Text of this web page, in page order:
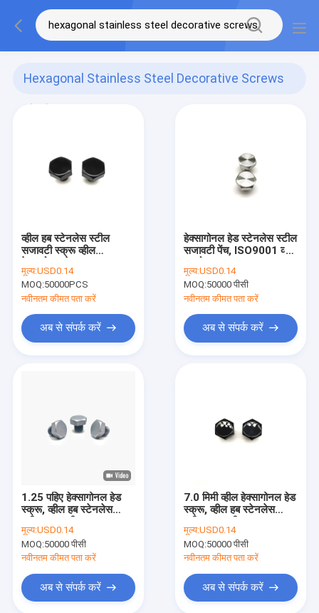
Hexagonal Stainless Steel Decorative Screws
व्हील हब स्टेनलेस स्टील
सजावटी स्क्रू व्हील
मूल्य:USD0.14
MOQ:50000PCS
नवीनतम कीमत पता करें
अब से संपर्क करें
हेक्सागोनल हेड स्टेनलेस स्टील
सजावटी पेंच, ISO9001 व्हील
मूल्य:USD0.14
MOQ:50000 पीसी
नवीनतम कीमत पता करें
अब से संपर्क करें
1.25 पहिए हेक्सागोनल हेड
स्क्रू, व्हील हब स्टेनलेस
मूल्य:USD0.14
MOQ:50000 पीसी
नवीनतम कीमत पता करें
अब से संपर्क करें
7.0 मिमी व्हील हेक्सागोनल हेड
स्क्रू, व्हील हब स्टेनलेस
मूल्य:USD0.14
MOQ:50000 पीसी
नवीनतम कीमत पता करें
अब से संपर्क करें